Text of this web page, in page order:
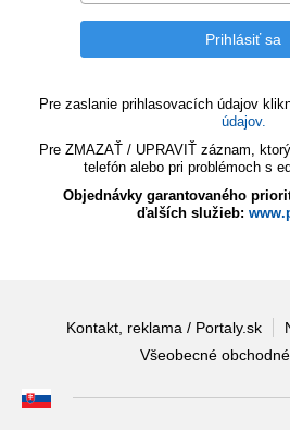
Pre zaslanie prihlasovacích údajov
údajov.
Pre ZMAZAŤ / UPRAVIŤ záznam,
telefón alebo pri problémoch s
Objednávky garantovaného
ďalších služieb:
Kontakt, reklama / Portaly.sk
Všeobecné